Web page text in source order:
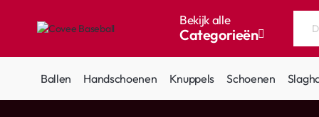
Bekijk alle
Categorieën
Doorzoek
winkel...
Ballen Handschoenen Knuppels Schoenen